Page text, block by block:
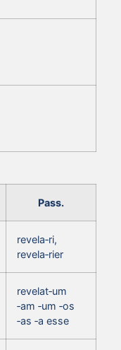
Pass.
revela‑ri,
revela‑rier
revelat‑um
‑am ‑um ‑os
‑as ‑a esse